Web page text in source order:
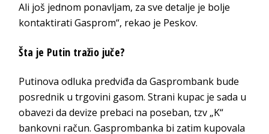
Ali još jednom ponavljam, za sve detalje je bolje
kontaktirati Gasprom“, rekao je Peskov.
Šta je Putin tražio juče?
Putinova odluka predviđa da Gasprombank bude
posrednik u trgovini gasom. Strani kupac je sada u
obavezi da devize prebaci na poseban, tzv „K“
bankovni račun. Gasprombanka bi zatim kupovala